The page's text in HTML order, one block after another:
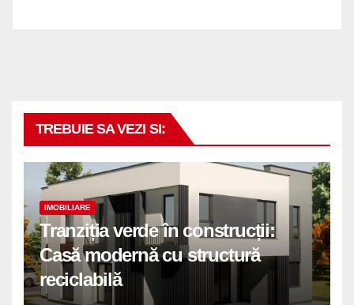
TREBUIE SA VEZI SI:
IMOBILIARE
Tranziția verde în construcții:
Casă modernă cu structură
reciclabilă